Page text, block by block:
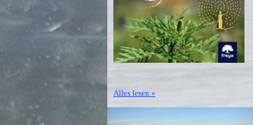
Alles lesen »